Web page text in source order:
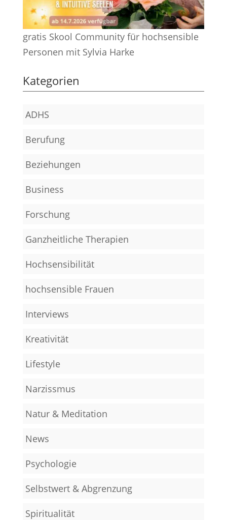
gratis Skool Community für hochsensible
Personen mit Sylvia Harke
Kategorien
ADHS
Berufung
Beziehungen
Business
Forschung
Ganzheitliche Therapien
Hochsensibilität
hochsensible Frauen
Interviews
Kreativität
Lifestyle
Narzissmus
Natur & Meditation
News
Psychologie
Selbstwert & Abgrenzung
Spiritualität